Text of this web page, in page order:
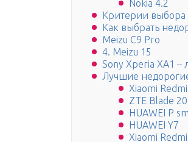
Nokia 4.2
Критерии выбора
Как выбрать
Meizu C9 Pro
4. Meizu 15
Sony Xperia XA1 –
Лучшие
Xiaomi
ZTE Blade
HUAWEI P
HUAWEI Y7
Xiaomi